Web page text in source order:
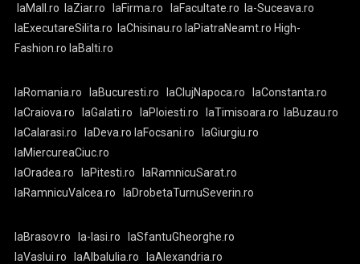
laMall.ro
laZiar.ro laFirma.ro laFacultate.ro
la-Suceava.ro
laExecutareSilita.ro
laChisinau.ro laPiatraNeamt.ro High-
Fashion.ro laBalti.ro
laRomania.ro laBucuresti.ro laClujNapoca.ro
laConstanta.ro
laCraiova.ro
laGalati.ro laPloiesti.ro laTimisoara.ro
laBuzau.ro
laCalarasi.ro
laDeva.ro laFocsani.ro
laGiurgiu.ro
laMiercureaCiuc.ro
laOradea.ro
laPitesti.ro
laRamnicuSarat.ro
laRamnicuValcea.ro
laDrobetaTurnuSeverin.ro
laBrasov.ro la-Iasi.ro
laSfantuGheorghe.ro
laVaslui.ro
laAlbaIulia.ro
laAlexandria.ro